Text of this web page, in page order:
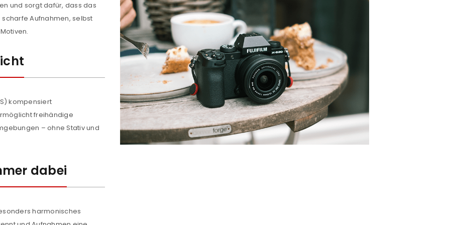
Ja, ich möchte ein Kundenkonto eröffnen und akzeptiere die
Datenschutzerklärung
REGISTRIEREN
und sorgt dafür, dass das
Aufnahmen, selbst
kompensiert
freihändige
– ohne Stativ und
dabei
harmonisches